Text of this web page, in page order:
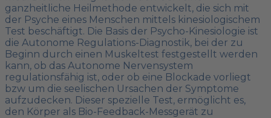
ganzheitliche Heilmethode entwickelt, die sich mit
der Psyche eines Menschen mittels kinesiologischem
Test beschäftigt. Die Basis der Psycho-Kinesiologie ist
die Autonome Regulations-Diagnostik, bei der zu
Beginn durch einen Muskeltest festgestellt werden
kann, ob das Autonome Nervensystem
regulationsfähig ist, oder ob eine Blockade vorliegt
bzw um die seelischen Ursachen der Symptome
aufzudecken. Dieser spezielle Test, ermöglicht es,
den Körper als Bio-Feedback-Messgerät zu